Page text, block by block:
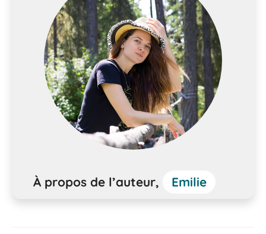
À propos de l’auteur, Emilie